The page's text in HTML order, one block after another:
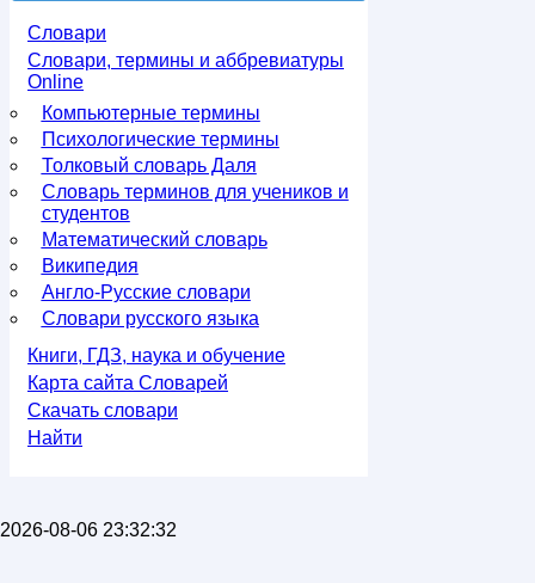
Словари
Словари, термины и аббревиатуры
Online
Компьютерные термины
Психологические термины
Толковый словарь Даля
Словарь терминов для учеников и
студентов
Математический словарь
Википедия
Англо-Русские словари
Словари русского языка
Книги, ГДЗ, наука и обучение
Карта сайта Словарей
Скачать словари
Найти
2026-08-06 23:32:32